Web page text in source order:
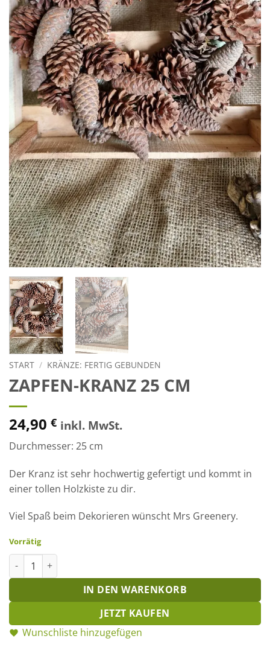
START / KRÄNZE: FERTIG GEBUNDEN
ZAPFEN-KRANZ 25 CM
24,90 € inkl. MwSt.
Durchmesser: 25 cm
Der Kranz ist sehr hochwertig gefertigt und kommt in
einer tollen Holzkiste zu dir.
Viel Spaß beim Dekorieren wünscht Mrs Greenery.
Vorrätig
Zapfen-Kranz 25 cm Menge
IN DEN WARENKORB
JETZT KAUFEN
Wunschliste hinzugefügen